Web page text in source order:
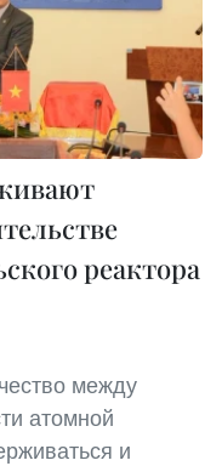
реактора
между
атомной
и